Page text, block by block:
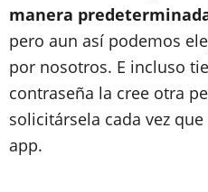
manera
pero aun así podemos
por nosotros. E incluso
contraseña la cree otra
solicitársela cada vez
app.